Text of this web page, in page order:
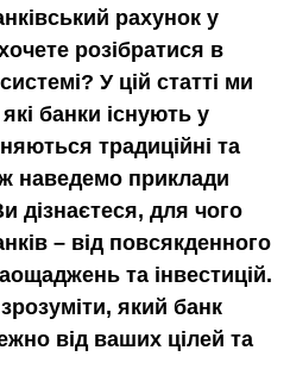
рахунок у
розібратися в
У цій статті ми
банки існують у
традиційні та
наведемо приклади
дізнаєтеся, для чого
– від повсякденного
та інвестицій.
який банк
від ваших цілей та